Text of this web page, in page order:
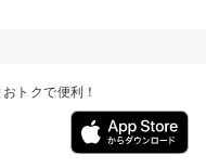
トクで便利！